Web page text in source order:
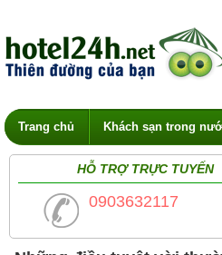
Trang chủ Khách sạn trong
HỖ TRỢ TRỰC TUYẾN
0903632117